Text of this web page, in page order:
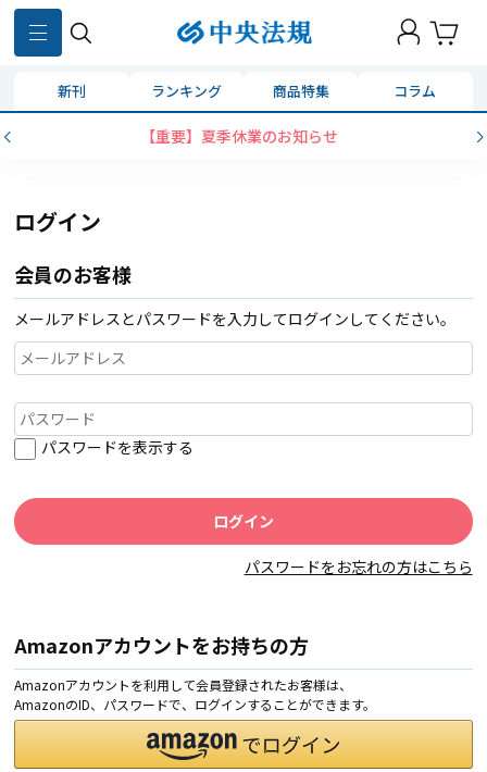
新刊 ランキング 商品特集 コラム
【重要】夏季休業のお知らせ
ログイン
会員のお客様
メールアドレスとパスワードを入力してログインしてください。
パスワードを表示する
パスワードをお忘れの方はこちら
Amazonアカウントをお持ちの方
Amazonアカウントを利用して会員登録されたお客様は、
AmazonのID、パスワードで、ログインすることができます。